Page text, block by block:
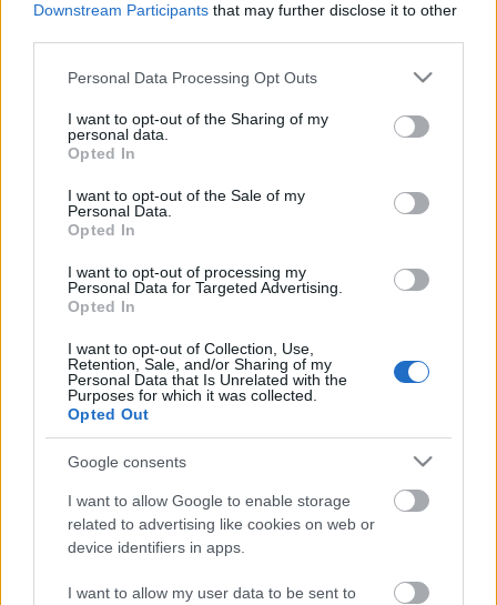
Downstream Participants that may further disclose it to other
Please note that this website/app uses one or more Google
not limited to your visit or usage behaviour. You may click to
grant or deny consent to Google and its third-party tags to
use your data for below specified purposes in below Google
consent section.
Personal Data Processing Opt Outs
I want to opt-out of the Sharing of my
personal data.
Opted In
I want to opt-out of the Sale of my
Personal Data.
Opted In
I want to opt-out of processing my
Personal Data for Targeted Advertising.
Opted In
I want to opt-out of Collection, Use,
Retention, Sale, and/or Sharing of my
Personal Data that Is Unrelated with the
Purposes for which it was collected.
Opted Out
Google consents
I want to allow Google to enable storage
related to advertising like cookies on web or
device identifiers in apps.
I want to allow my user data to be sent to
Papp Dániel a felmondási ideje alatt ellátja
feladatait - írták.
Bár az állami hírügynökség nem említette meg, de
Papp Dániel volt az, aki még 2011-ben
meghamaisított egy hírt, később pedig bíróság is
kimondta róla, hogy ezért nevezhető hírhamisítónak.
Papp ennek ellenére nem lefelé, hanem felfelé
bukott, a meghamisított anyag után hírfőszerkesztő
lett, 2018-ban pedig kinevezték az állami média
Fotó: MTI/Bodnár Boglárka
Címkék:MTVA Papp Dániel
Ajánlott bejegyzések: